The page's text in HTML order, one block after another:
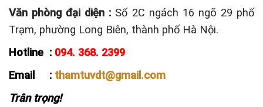
Văn phòng đại diện : Số 2C ngách 16 ngõ 29 phố
Trạm, phường Long Biên, thành phố Hà Nội.
Hotline : 094. 368. 2399
Email : thamtuvdt@gmail.com
Trân trọng!